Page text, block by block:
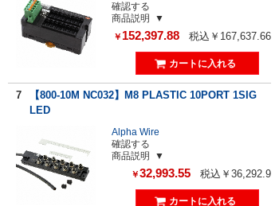
確認する
商品説明
￥ 152,397.88 税込￥167,637.66
7
【800-10M NC032】M8 PLASTIC 10PORT 1SIG
LED
Alpha Wire
確認する
商品説明
￥32,993.55 税込￥36,292.9